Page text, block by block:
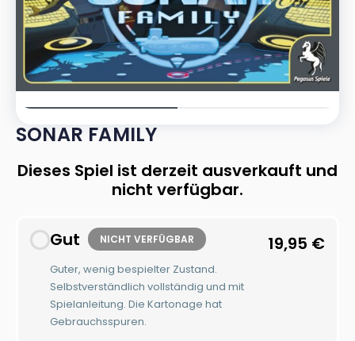
SONAR FAMILY
Dieses Spiel ist derzeit ausverkauft und
nicht verfügbar.
Gut NICHT VERFÜGBAR
Guter, wenig bespielter Zustand.
Selbstverständlich vollständig und mit
Spielanleitung. Die Kartonage hat
Gebrauchsspuren.
19,95 €